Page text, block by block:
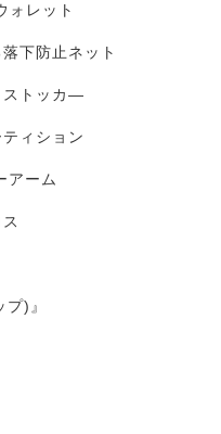
レット
下防止ネット
ストッカ―
ィション
アーム
)』